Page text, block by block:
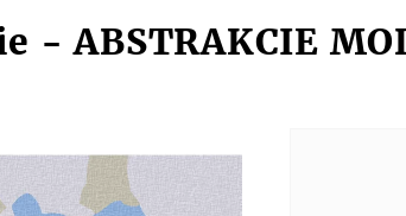
- ABSTRAKCIE